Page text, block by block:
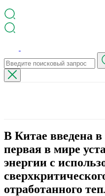
В Китае введена
первая в мире
энергии с
отработанного